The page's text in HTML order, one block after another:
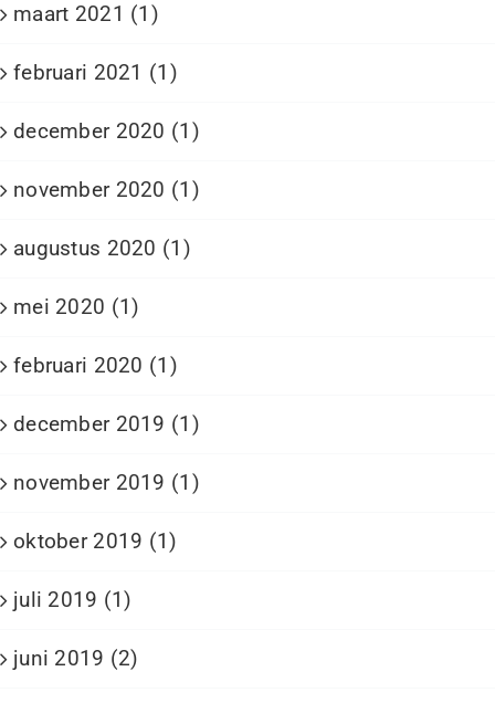
maart 2021 (1)
februari 2021 (1)
december 2020 (1)
november 2020 (1)
augustus 2020 (1)
mei 2020 (1)
februari 2020 (1)
december 2019 (1)
november 2019 (1)
oktober 2019 (1)
juli 2019 (1)
juni 2019 (2)